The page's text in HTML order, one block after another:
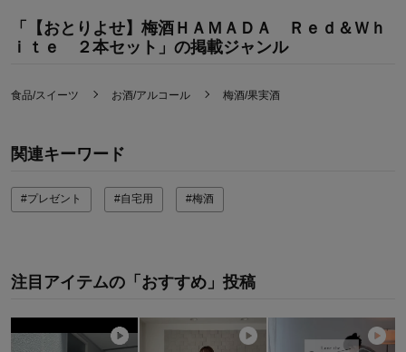
「【おとりよせ】梅酒ＨＡＭＡＤＡ Ｒｅｄ＆Ｗｈ
ｉｔｅ ２本セット」の掲載ジャンル
食品/スイーツ お酒/アルコール 梅酒/果実酒
関連キーワード
#プレゼント #自宅用 #梅酒
注目アイテムの「おすすめ」投稿